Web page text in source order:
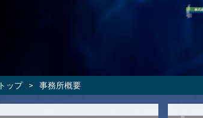
トップ > 事務所概要